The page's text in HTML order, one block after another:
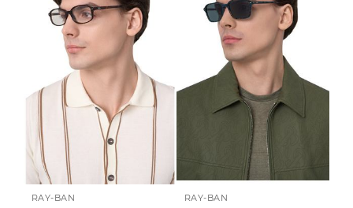
RAY-BAN RAY-BAN